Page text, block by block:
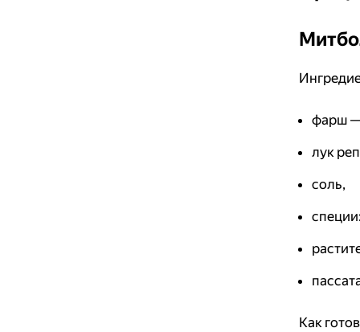
фарш —
лук
соль,
Как